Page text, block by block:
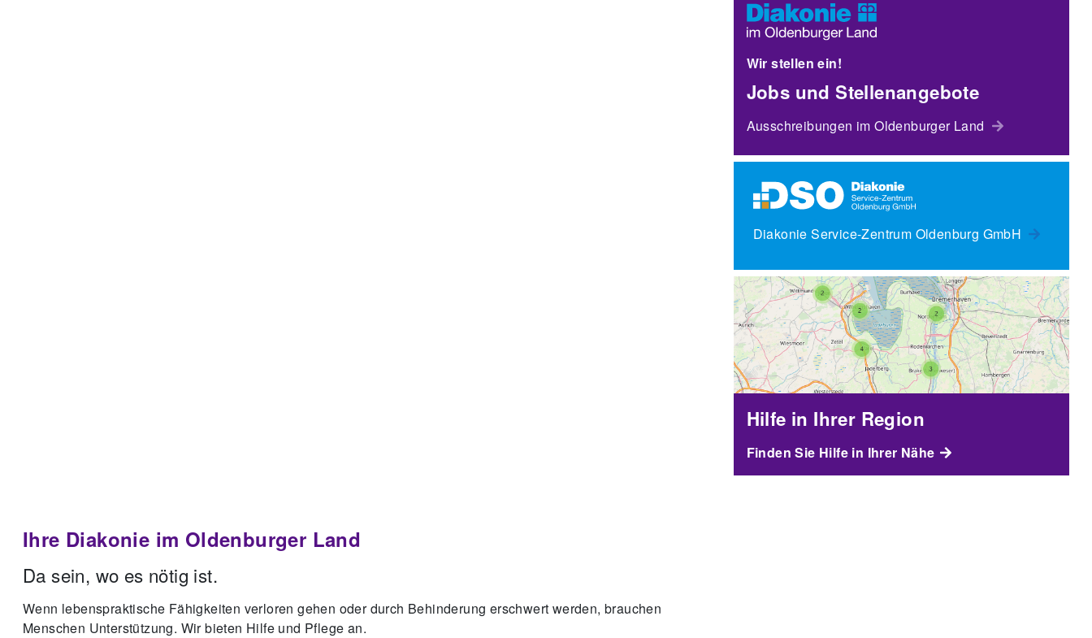
Wir stellen ein!
Jobs und Stellenangebote
Ausschreibungen im Oldenburger Land
Diakonie Service-Zentrum Oldenburg GmbH
Hilfe in Ihrer Region
Finden Sie Hilfe in Ihrer Nähe
Ihre Diakonie im Oldenburger Land
Da sein, wo es nötig ist.
Wenn lebenspraktische Fähigkeiten verloren gehen oder durch Behinderung erschwert werden, brauchen
Menschen Unterstützung. Wir bieten Hilfe und Pflege an.